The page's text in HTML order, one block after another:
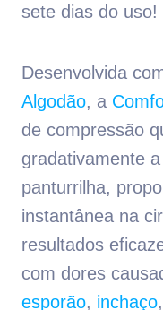
sete dias do uso!
Desenvolvida
Algodão, a
de compressão
gradativamente
panturrilha,
instantânea na
resultados
com dores
esporão, inchaço,